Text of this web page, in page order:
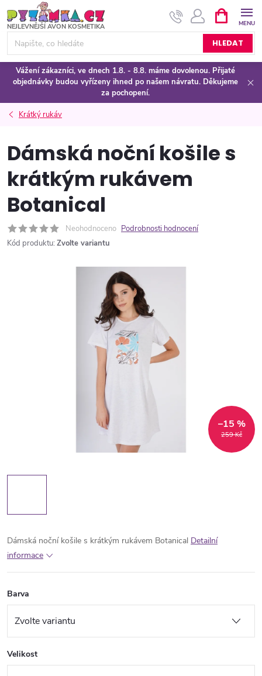
na
obsah
HLEDAT
NÁKUPNÍ
KOŠÍK
Vážení zákazníci, ve dnech 1.8. - 8.8. máme dovolenou. Přijaté
objednávky budou vyřízeny ihned po našem návratu. Děkujeme
za pochopení.
Krátký rukáv
Dámská noční košile s
krátkým rukávem
Botanical
Neohodnoceno Podrobnosti hodnocení
Kód produktu: Zvolte variantu
259 Kč
–15 %
Dámská noční košile s krátkým rukávem Botanical Detailní
informace
Barva
Velikost